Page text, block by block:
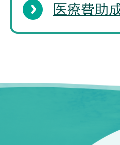
医療費助